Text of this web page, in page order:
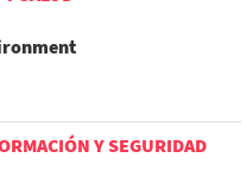
Y SEGURIDAD